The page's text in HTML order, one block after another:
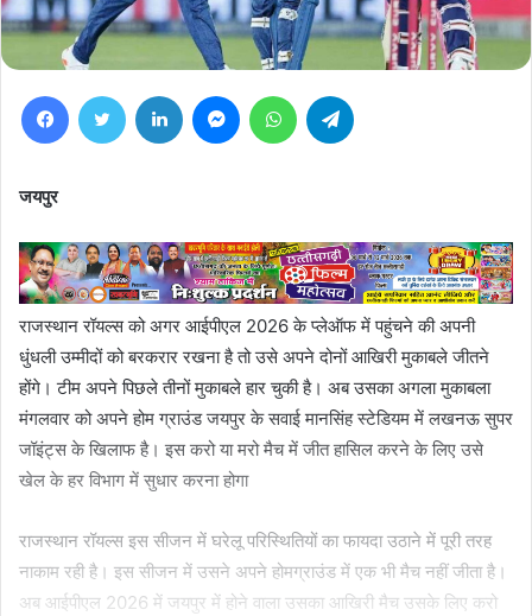
FacebookTwitter LinkedIn MessengerWhatsApp
जयपुर
राजस्थान रॉयल्स को अगर आईपीएल 2026 के प्लेऑफ में पहुंचने की अपनी
धुंधली उम्मीदों को बरकरार रखना है तो उसे अपने दोनों आखिरी मुकाबले जीतने
होंगे। टीम अपने पिछले तीनों मुकाबले हार चुकी है। अब उसका अगला मुकाबला
मंगलवार को अपने होम ग्राउंड जयपुर के सवाई मानसिंह स्टेडियम में लखनऊ सुपर
जॉइंट्स के खिलाफ है। इस करो या मरो मैच में जीत हासिल करने के लिए उसे
खेल के हर विभाग में सुधार करना होगा
राजस्थान रॉयल्स इस सीजन में घरेलू परिस्थितियों का फायदा उठाने में पूरी तरह
नाकाम रही है। इस सीजन में उसने अपने होमग्राउंड में एक भी मैच नहीं जीता है।
अब आईपीएल 2026 में जयपुर में होने वाला उसका आखिरी मैच उसके लिए करो